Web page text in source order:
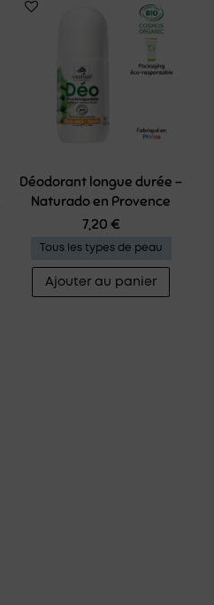
Déodorant longue durée –
Naturado en Provence
7,20 €
Tous les types de peau
Ajouter au panier